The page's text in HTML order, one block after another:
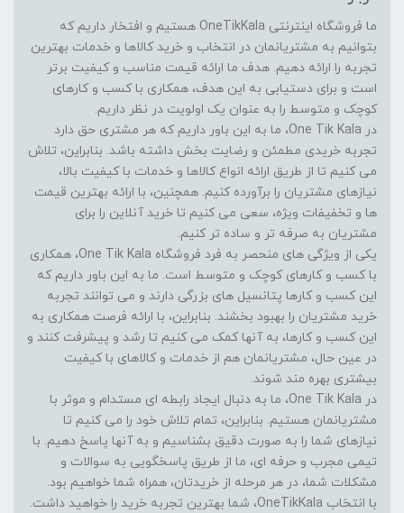
ما فروشگاه اینترنتی OneTikKala هستیم و افتخار داریم که
بتوانیم به مشتریانمان در انتخاب و خرید کالاها و خدمات بهترین
تجربه را ارائه دهیم. هدف ما ارائه قیمت مناسب و کیفیت برتر
است و برای دستیابی به این هدف، همکاری با کسب و کارهای
کوچک و متوسط را به عنوان یک اولویت در نظر داریم.
در One Tik Kala، ما به این باور داریم که هر مشتری حق دارد
تجربه خریدی مطمئن و رضایت بخش داشته باشد. بنابراین، تلاش
می کنیم تا از طریق ارائه انواع کالاها و خدمات با کیفیت بالا،
نیازهای مشتریان را برآورده کنیم. همچنین، با ارائه بهترین قیمت
ها و تخفیفات ویژه، سعی می کنیم تا خرید آنلاین را برای
مشتریان به صرفه تر و ساده تر کنیم.
یکی از ویژگی های منحصر به فرد فروشگاه One Tik Kala، همکاری
با کسب و کارهای کوچک و متوسط است. ما به این باور داریم که
این کسب و کارها پتانسیل های بزرگی دارند و می توانند تجربه
خرید مشتریان را بهبود بخشند. بنابراین، با ارائه فرصت همکاری به
این کسب و کارها، به آنها کمک می کنیم تا رشد و پیشرفت کنند و
در عین حال، مشتریانمان هم از خدمات و کالاهای با کیفیت
بیشتری بهره مند شوند.
در One Tik Kala، ما به دنبال ایجاد رابطه ای مستدام و موثر با
مشتریانمان هستیم. بنابراین، تمام تلاش خود را می کنیم تا
نیازهای شما را به صورت دقیق بشناسیم و به آنها پاسخ دهیم. با
تیمی مجرب و حرفه ای، ما از طریق پاسخگویی به سوالات و
مشکلات شما، در هر مرحله از خریدتان، همراه شما خواهیم بود.
با انتخاب OneTikKala، شما بهترین تجربه خرید را خواهید داشت.